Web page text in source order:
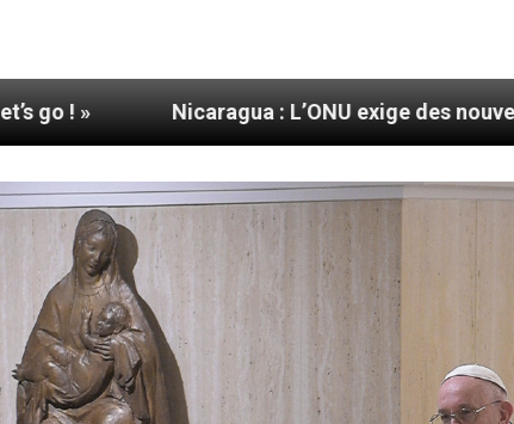
Nicaragua : L’ONU exige des nouvelles de Mgr Mata